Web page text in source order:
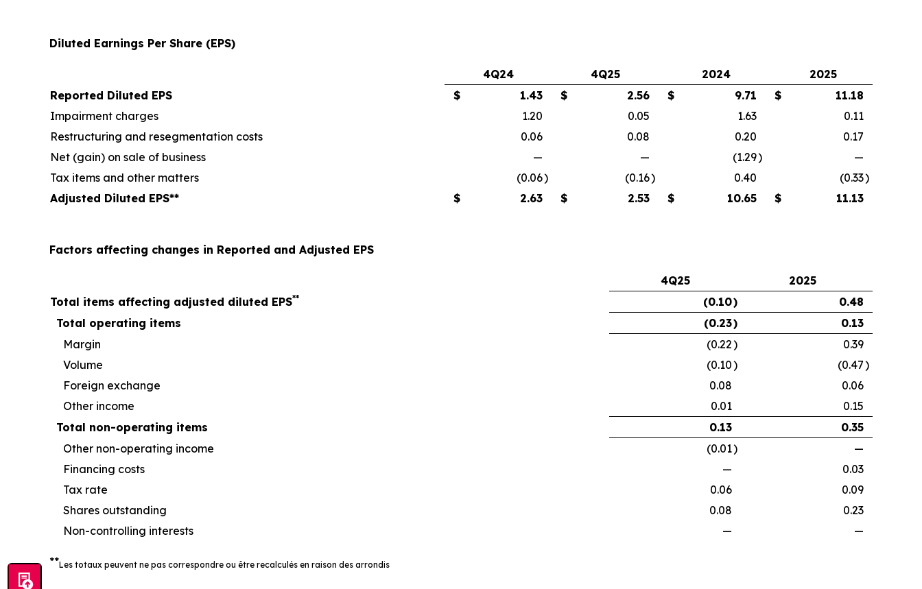
Diluted Earnings Per Share (EPS)
4Q24 4Q25 2024
2025
Reported Diluted EPS
$ 1.43 $ 2.56 $ 9.71 $
11.18
Impairment charges
1.20 0.05 1.63
0.11
Restructuring and resegmentation costs
0.06 0.08 0.20
0.17
Net (gain) on sale of business
— — (1.29)
—
Tax items and other matters
(0.06) (0.16) 0.40 (0.33)
Adjusted Diluted EPS**
$ 2.63 $ 2.53 $ 10.65 $ 11.13
Factors affecting changes in Reported and Adjusted EPS
4Q25
2025
Total items affecting adjusted diluted EPS** (0.10)
0.48
Total operating items
(0.23)
0.13
Margin
(0.22)
0.39
Volume
(0.10) (0.47)
Foreign exchange
0.08
0.06
Other income
0.01
0.15
Total non-operating items
0.13
0.35
Other non-operating income
(0.01)
—
Financing costs
—
0.03
Tax rate
0.06
0.09
Shares outstanding
0.08
0.23
Non-controlling interests
— —
**Les totaux peuvent ne pas correspondre ou être recalculés en raison des arrondis